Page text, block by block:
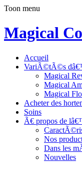
Toon menu
Magical
Accueil
VariÃ©tÃ©s
Magical
Magical
Magical
Acheter des
Soins
Ã€ propos de
Nos
Dans les
Nouvelles